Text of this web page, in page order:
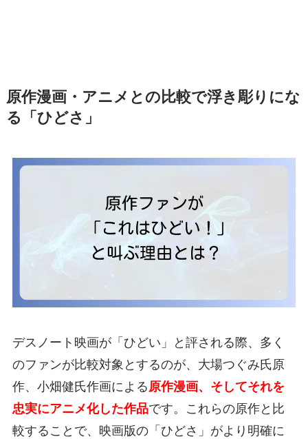
原作漫画・アニメとの比較で浮き彫りにな
る「ひどさ」
デスノート映画が「ひどい」と評される際、多く
のファンが比較対象とするのが、大場つぐみ氏原
作、小畑健氏作画による原作漫画、そしてそれを
忠実にアニメ化した作品です。これらの原作と比
較することで、映画版の「ひどさ」がより明確に